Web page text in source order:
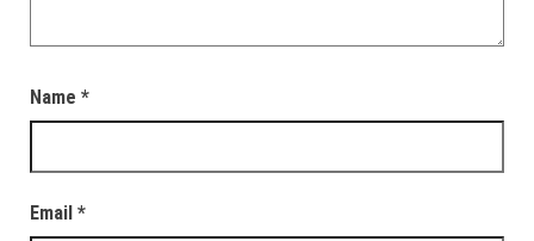
Name *
Email *